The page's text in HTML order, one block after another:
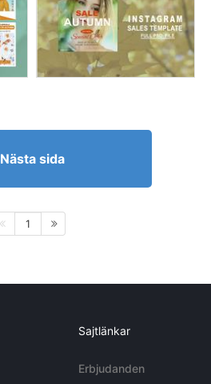
Nästa sida
1
Sajtlänkar
Erbjudanden